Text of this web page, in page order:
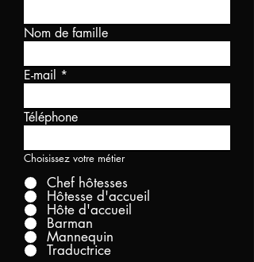
Nom de famille
E-mail
Téléphone
Choisissez votre métier
Chef hôtesses
Hôtesse d'accueil
Hôte d'accueil
Barman
Mannequin
Traductrice